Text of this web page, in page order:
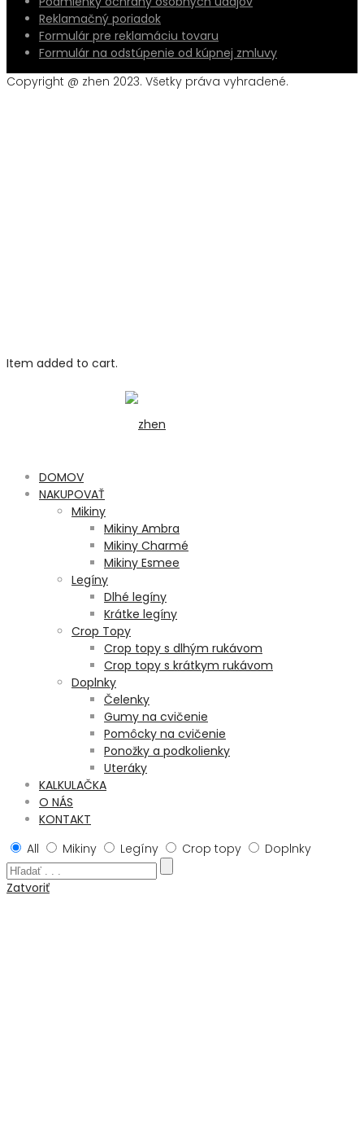
Reklamačný poriadok
Formulár pre reklamáciu tovaru
Formulár na odstúpenie od kúpnej zmluvy
Copyright @ zhen 2023. Všetky práva vyhradené.
Item added to cart.
DOMOV
NAKUPOVAŤ
Mikiny
Mikiny Ambra
Mikiny Charmé
Mikiny Esmee
Legíny
Dlhé legíny
Krátke legíny
Crop Topy
Crop topy s dlhým rukávom
Crop topy s krátkym rukávom
Doplnky
Čelenky
Gumy na cvičenie
Pomôcky na cvičenie
Ponožky a podkolienky
Uteráky
KALKULAČKA
O NÁS
KONTAKT
All
Mikiny Legíny Crop topy Doplnky
Zatvoriť